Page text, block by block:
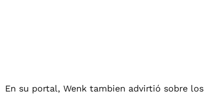
En su portal, Wenk tambien advirtió sobre los